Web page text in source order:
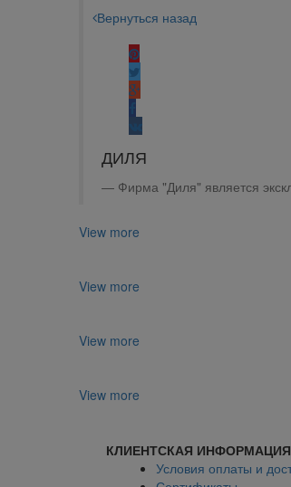
Вернуться назад
ДИЛЯ
Фирма "Диля" является
View more
View more
View more
View more
КЛИЕНТСКАЯ ИНФОРМАЦИЯ
Условия оплаты и